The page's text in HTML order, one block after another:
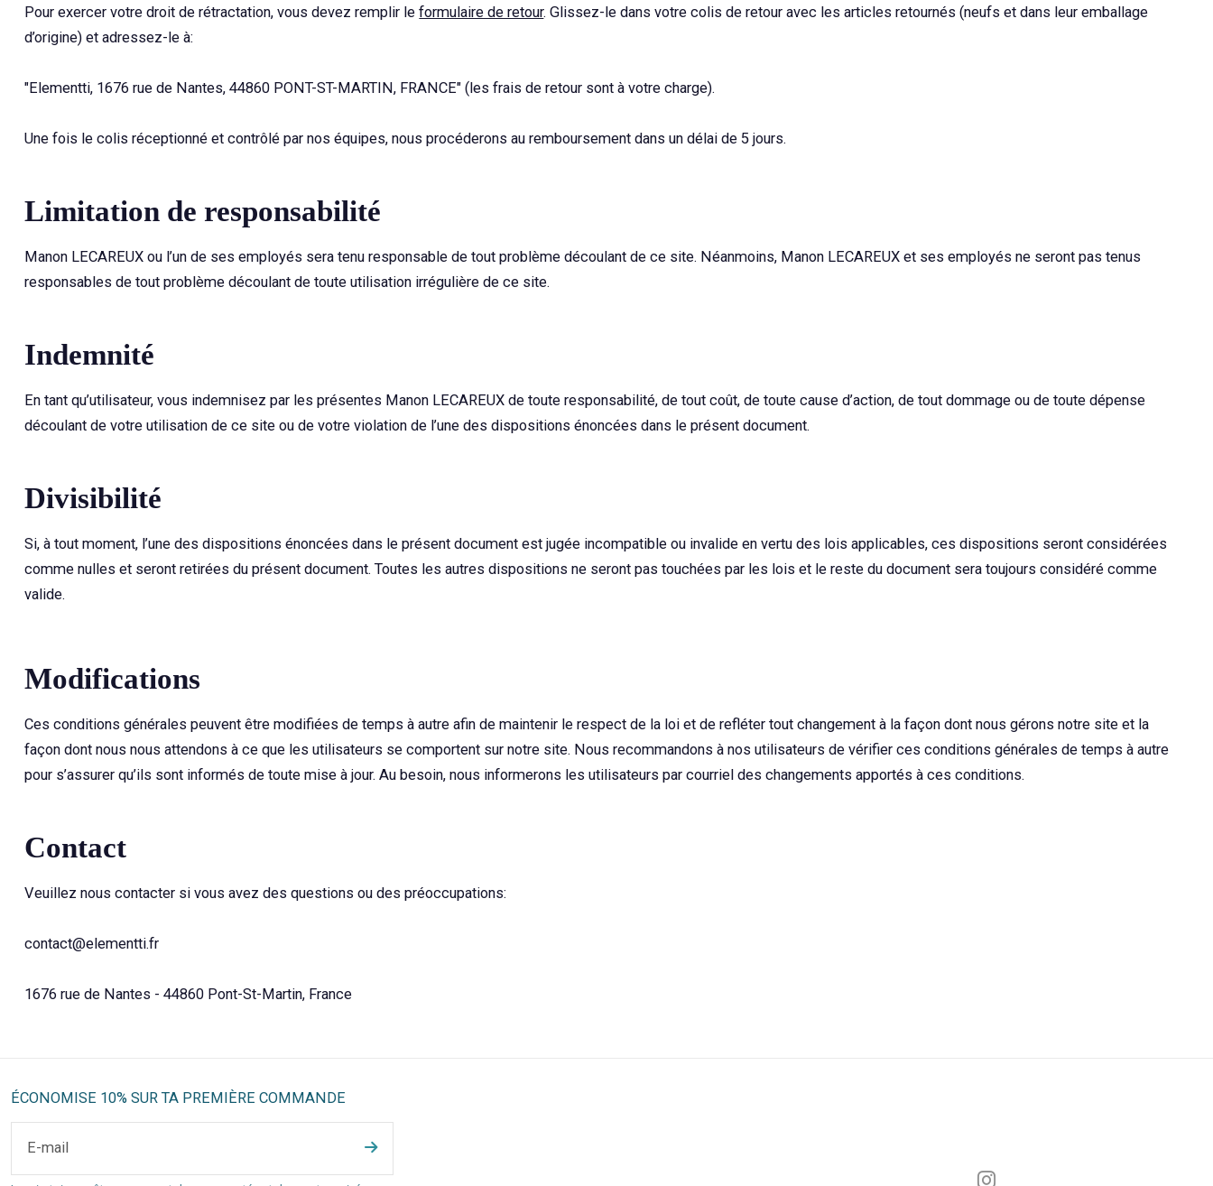
Pour exercer votre droit de rétractation, vous devez remplir leformulaire de retour. Glissez-le dans votre colis de retour avec les articles retournés (neufs et dans leur emballage
d’origine) et adressez-le à:
"Elementti, 1676 rue de Nantes, 44860 PONT-ST-MARTIN, FRANCE" (les frais de retour sont à votre charge).
Une fois le colis réceptionné et contrôlé par nos équipes, nous procéderons au remboursement dans un délai de 5 jours.
Limitation de responsabilité
Manon LECAREUX ou l’un de ses employés sera tenu responsable de tout problème découlant de ce site. Néanmoins, Manon LECAREUX et ses employés ne seront pas tenus
responsables de tout problème découlant de toute utilisation irrégulière de ce site.
Indemnité
En tant qu’utilisateur, vous indemnisez par les présentes Manon LECAREUX de toute responsabilité, de tout coût, de toute cause d’action, de tout dommage ou de toute dépense
découlant de votre utilisation de ce site ou de votre violation de l’une des dispositions énoncées dans le présent document.
Divisibilité
Si, à tout moment, l’une des dispositions énoncées dans le présent document est jugée incompatible ou invalide en vertu des lois applicables, ces dispositions seront considérées
comme nulles et seront retirées du présent document. Toutes les autres dispositions ne seront pas touchées par les lois et le reste du document sera toujours considéré comme
valide.
Modifications
Ces conditions générales peuvent être modifiées de temps à autre afin de maintenir le respect de la loi et de refléter tout changement à la façon dont nous gérons notre site et la
façon dont nous nous attendons à ce que les utilisateurs se comportent sur notre site. Nous recommandons à nos utilisateurs de vérifier ces conditions générales de temps à autre
pour s’assurer qu’ils sont informés de toute mise à jour. Au besoin, nous informerons les utilisateurs par courriel des changements apportés à ces conditions.
Contact
Veuillez nous contacter si vous avez des questions ou des préoccupations:
contact@elementti.fr
1676 rue de Nantes - 44860 Pont-St-Martin, France
ÉCONOMISE 10% SUR TA PREMIÈRE COMMANDE